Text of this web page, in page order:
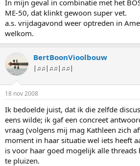
In mijn geval in combinatie met het
ME-50, dat klinkt gewoon super vet.
a.s. vrijdagavond weer optreden in
welkom.
BertBoonVioolbouw
|♫♫|♫♫|♫♫|
18 nov 2008
Ik bedoelde juist, dat ik die zelfde
eens wilde; ik gaf een concreet
vraag (volgens mij mag Kathleen zich
moment in haar situatie wel iets heeft
is voor haar goed mogelijk alle threads
te pluizen.